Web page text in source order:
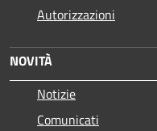
Autorizzazioni
NOVITÀ
Notizie
Comunicati